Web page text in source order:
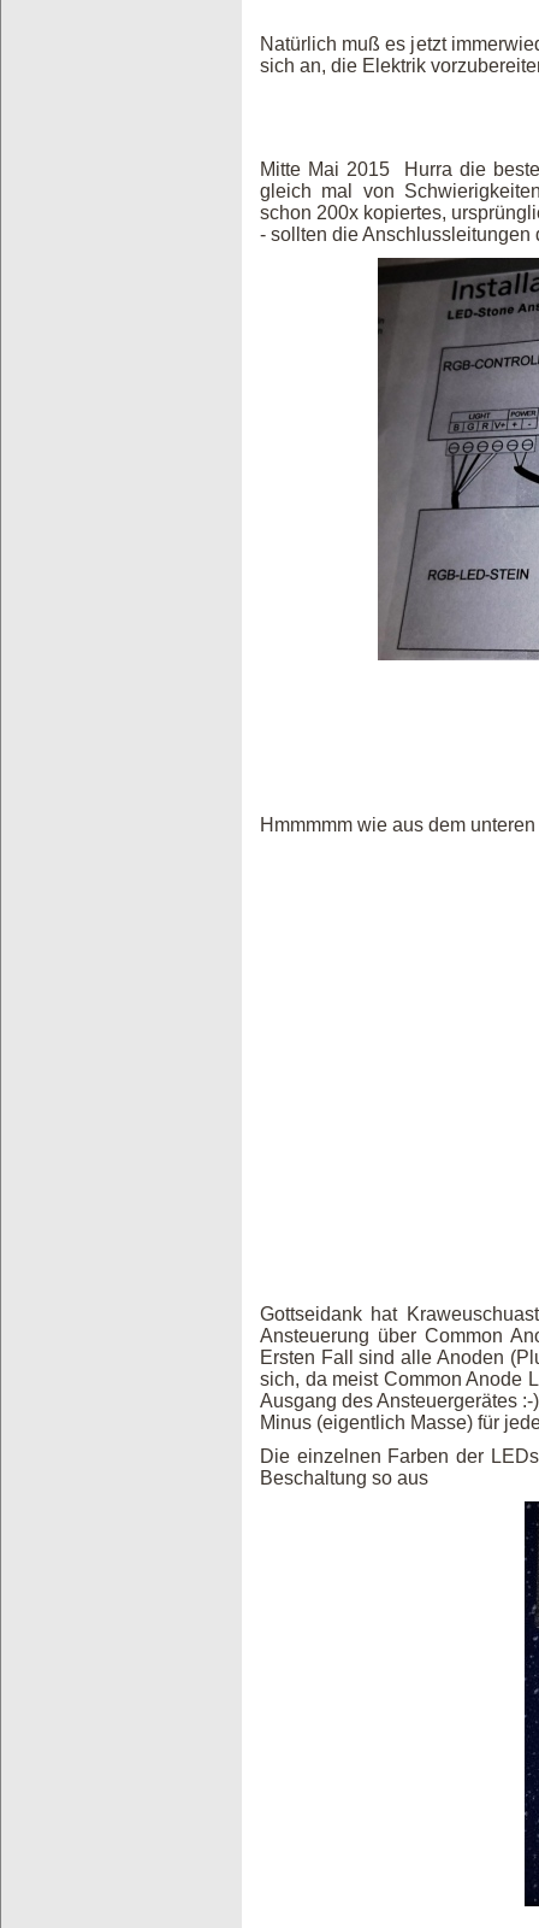
Natürlich muß es jetzt
sich an, die Elektrik
Mitte Mai 2015 Hurra die
gleich mal von
schon 200x kopiertes,
- sollten die
Hmmmmm wie aus dem
Gottseidank hat
Ansteuerung über Common
Ersten Fall sind alle Anoden
sich, da meist Common Anode
Ausgang des Ansteuergerätes
Minus (eigentlich Masse) für
Die einzelnen Farben der
Beschaltung so aus